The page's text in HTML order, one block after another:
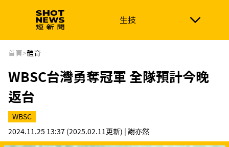
生技
生技 政治
新南向 體育
首頁>體育
WBSC台灣勇奪冠軍 全隊預計今晚
返台
WBSC
2024.11.25 13:37 (2025.02.11更新) | 謝亦然